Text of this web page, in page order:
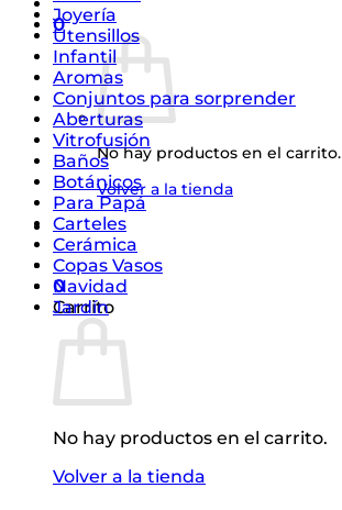
0
No hay productos en el carrito.
Volver a la tienda
0
Carrito
No hay productos en el carrito.
Volver a la tienda
Joyería
Utensillos
Infantil
Aromas
Conjuntos para sorprender
Aberturas
Vitrofusión
Baños
Botánicos
Para Papá
Carteles
Cerámica
Copas Vasos
Navidad
Jardín